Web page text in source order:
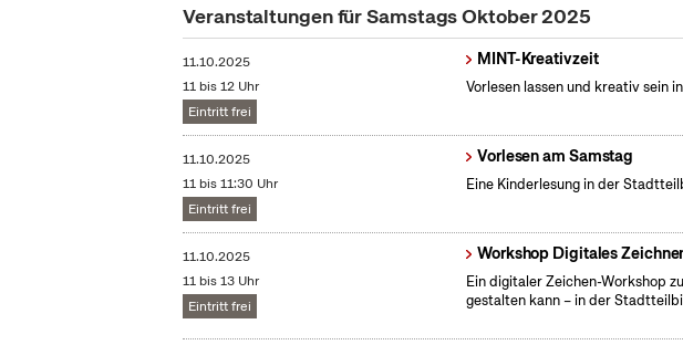
Veranstaltungen für Samstags Oktober 2025
11.10.2025
11 bis 12 Uhr
Eintritt frei
MINT-Kreativzeit
Vorlesen lassen und kreativ sein
11.10.2025
11 bis 11:30 Uhr
Eintritt frei
Vorlesen am Samstag
Eine Kinderlesung in der
11.10.2025
11 bis 13 Uhr
Eintritt frei
Workshop Digitales
Ein digitaler Zeichen-Workshop
gestalten kann – in der